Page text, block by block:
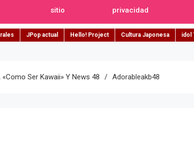
sitio privacidad
JPop actual Hello! Project Cultura Japonesa idol
Ser Kawaii» Y News 48 Adorableakb48